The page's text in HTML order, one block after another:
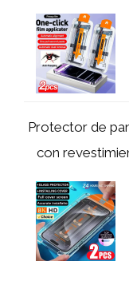
Protector de
con